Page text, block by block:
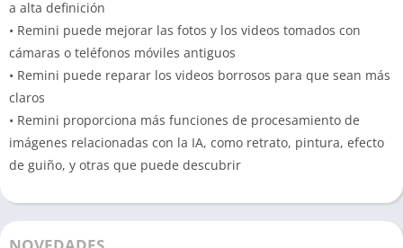
a alta definición
• Remini puede mejorar las fotos y los videos tomados con
cámaras o teléfonos móviles antiguos
• Remini puede reparar los videos borrosos para que sean más
claros
• Remini proporciona más funciones de procesamiento de
imágenes relacionadas con la IA, como retrato, pintura, efecto
de guiño, y otras que puede descubrir